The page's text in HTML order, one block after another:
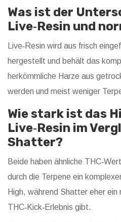
Was ist der
Live‑Resin und
Live‑Resin wird aus frisch
hergestellt und behält das
herkömmliche Harze aus
werden und meist weniger
Wie stark ist das
Live‑Resin im
Shatter?
Beide haben ähnliche
durch die Terpene ein
High, während Shatter eher
THC‑Kick‑Erlebnis gibt.